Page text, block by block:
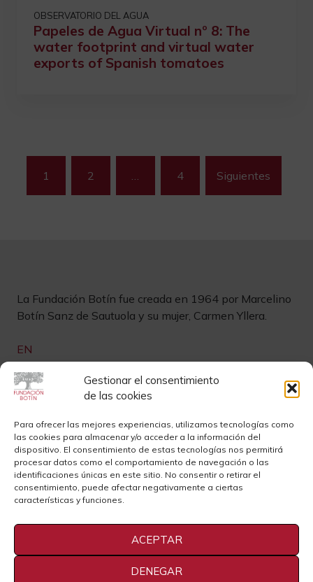
Gestionar el consentimiento
de las cookies
Para ofrecer las mejores experiencias, utilizamos tecnologías como
las cookies para almacenar y/o acceder a la información del
dispositivo. El consentimiento de estas tecnologías nos permitirá
procesar datos como el comportamiento de navegación o las
identificaciones únicas en este sitio. No consentir o retirar el
consentimiento, puede afectar negativamente a ciertas
características y funciones.
ACEPTAR
DENEGAR
OBSERVATORIO DEL AGUA
Papeles de Agua Virtual nº 8: The
water footprint and virtual water
exports of Spanish tomatoes
Paginación
de
1 2 … 4 Siguientes
La Fundación Botín fue creada en 1964 por Marcelino
Botín Sanz de Sautuola y su mujer, Carmen Yllera.
EN
Links de interés
Contacto
Sedes
Sala de Prensa
Privacidad
Instagram
Youtube